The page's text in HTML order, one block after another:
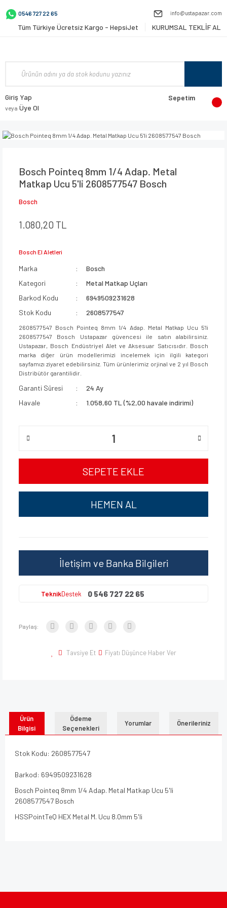
0546 727 22 65 info@ustapazar.com
Tüm Türkiye Ücretsiz Kargo - HepsiJet KURUMSAL TEKLİF AL
Giriş Yap
veya Üye Ol
Sepetim
Bosch Pointeq 8mm 1/4 Adap. Metal
Matkap Ucu 5'li 2608577547 Bosch
Bosch
1.080,20 TL
Bosch El Aletleri
Marka
Bosch
Kategori
Metal Matkap Uçları
Barkod Kodu
6949509231628
Stok Kodu
2608577547
2608577547 Bosch Pointeq 8mm 1/4 Adap. Metal Matkap Ucu 5'li
2608577547 Bosch Ustapazar güvencesi ile satın alabilirsiniz.
Ustapazar, Bosch Endüstriyel Alet ve Aksesuar Satıcısıdır. Bosch
marka diğer ürün modellerimizi incelemek için ilgili kategori
sayfamızı ziyaret edebilirsiniz. Tüm ürünlerimiz orjinal ve 2 yıl Bosch
Distribütör garantilidir.
Garanti Süresi
24 Ay
Havale
1.058,60 TL (%2,00 havale indirimi)
SEPETE EKLE
HEMEN AL
İletişim ve Banka Bilgileri
TeknikDestek 0 546 727 22 65
Paylaş:
Tavsiye Et Fiyatı Düşünce Haber Ver
Ürün
Bilgisi
Ödeme
Seçenekleri
Yorumlar Önerileriniz
Stok Kodu: 2608577547
Barkod: 6949509231628
Bosch Pointeq 8mm 1/4 Adap. Metal Matkap Ucu 5'li
2608577547 Bosch
HSSPointTeQ HEX Metal M. Ucu 8.0mm 5'li